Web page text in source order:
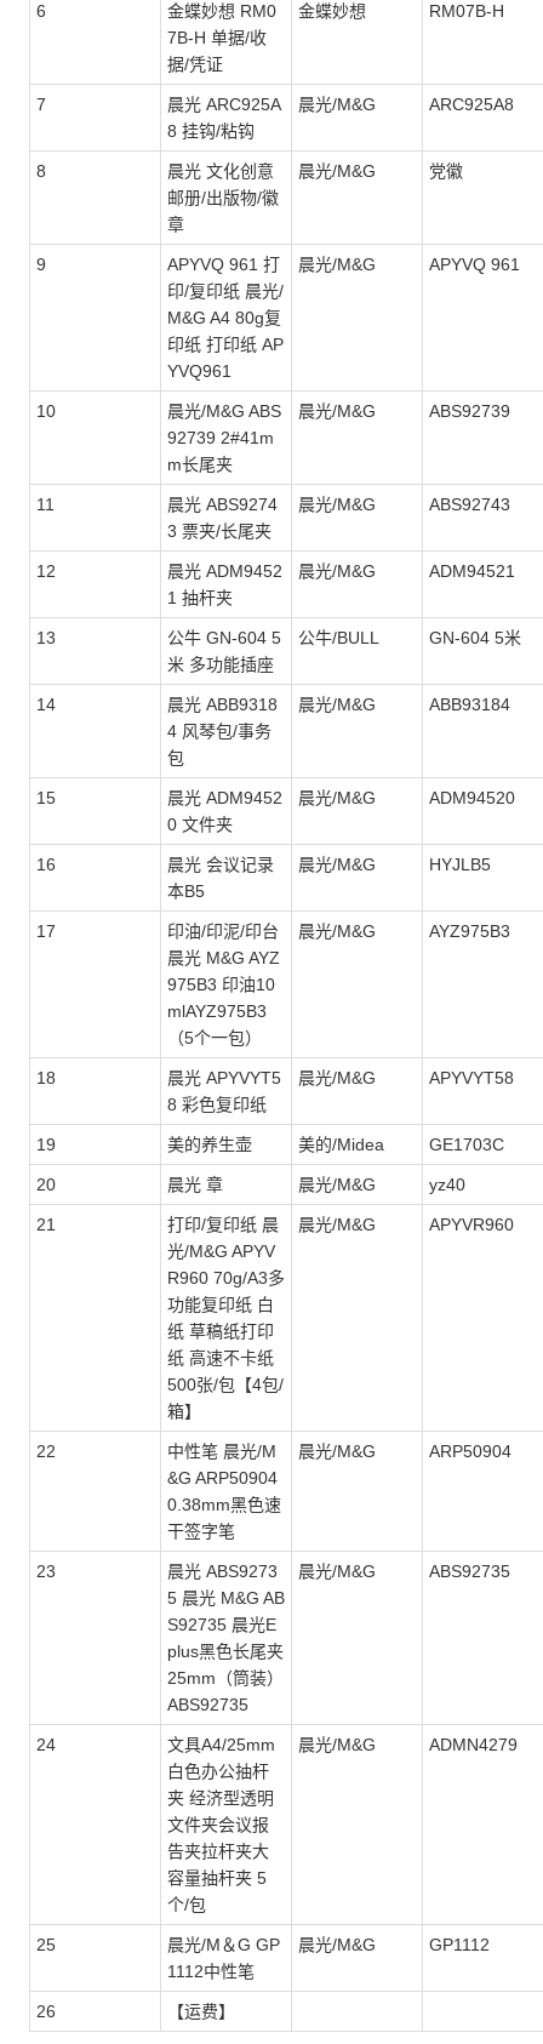
6
金蝶妙想 RM0
7B-H 单据/收
据/凭证
金蝶妙想 RM07B-H
7
晨光 ARC925A
8 挂钩/粘钩
晨光/M&G ARC925A8
8
晨光 文化创意
邮册/出版物/徽
章
晨光/M&G 党徽
9
APYVQ 961 打
印/复印纸 晨光/
M&G A4 80g复
印纸 打印纸 AP
YVQ961
晨光/M&G APYVQ 961
10
晨光/M&G ABS
92739 2#41m
m长尾夹
晨光/M&G ABS92739
11
晨光 ABS9274
3 票夹/长尾夹
晨光/M&G ABS92743
12
晨光 ADM9452
1 抽杆夹
晨光/M&G ADM94521
13
公牛 GN-604 5
米 多功能插座
公牛/BULL GN-604 5米
14
晨光 ABB9318
4 风琴包/事务
包
晨光/M&G ABB93184
15
晨光 ADM9452
0 文件夹
晨光/M&G ADM94520
16
晨光 会议记录
本B5
晨光/M&G HYJLB5
17
印油/印泥/印台
晨光 M&G AYZ
975B3 印油10
mlAYZ975B3
（5个一包）
晨光/M&G AYZ975B3
18
晨光 APYVYT5
8 彩色复印纸
晨光/M&G APYVYT58
19 美的养生壶 美的/Midea GE1703C
20 晨光 章 晨光/M&G yz40
21
打印/复印纸 晨
光/M&G APYV
R960 70g/A3多
功能复印纸 白
纸 草稿纸打印
纸 高速不卡纸
500张/包【4包/
箱】
晨光/M&G APYVR960
22
中性笔 晨光/M
&G ARP50904
0.38mm黑色速
干签字笔
晨光/M&G ARP50904
23
晨光 ABS9273
5 晨光 M&G AB
S92735 晨光E
plus黑色长尾夹
25mm（筒装）
ABS92735
晨光/M&G ABS92735
24
文具A4/25mm
白色办公抽杆
夹 经济型透明
文件夹会议报
告夹拉杆夹大
容量抽杆夹 5
个/包
晨光/M&G ADMN4279
25
晨光/M＆G GP
1112中性笔
晨光/M&G GP1112
26 【运费】